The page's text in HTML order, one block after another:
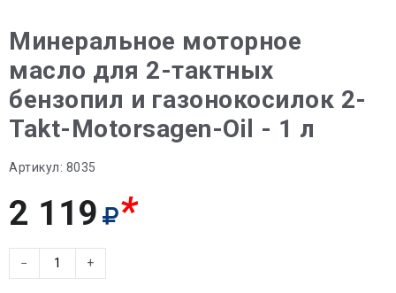
Минеральное моторное
масло для 2-тактных
бензопил и газонокосилок 2-
Takt-Motorsagen-Oil - 1 л
Артикул: 8035
2 119 *
− +